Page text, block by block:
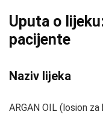
Uputa o
pacijente
Naziv lijeka
ARGAN OIL (losion za